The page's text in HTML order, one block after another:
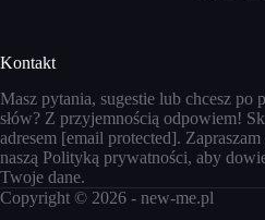
Kontakt
Masz pytania, sugestie lub chcesz po
słów? Z przyjemnością odpowiem!
adresem [email protected].
naszą Polityką prywatności, aby
Twoje dane.
Copyright © 2026 - new-me.pl